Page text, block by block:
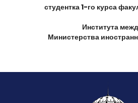
студентка 1-го курса
Института
Министерства